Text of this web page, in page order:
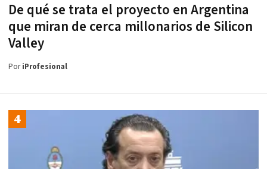
De qué se trata el proyecto en Argentina
que miran de cerca millonarios de Silicon
Valley
PoriProfesional